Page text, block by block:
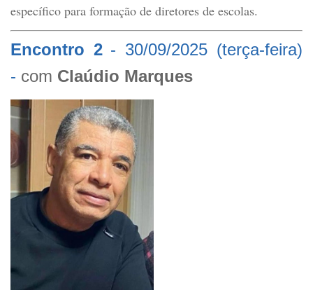
específico para formação de diretores de escolas.
Encontro 2 - 30/09/2025 (terça-feira)
- com Claúdio Marques